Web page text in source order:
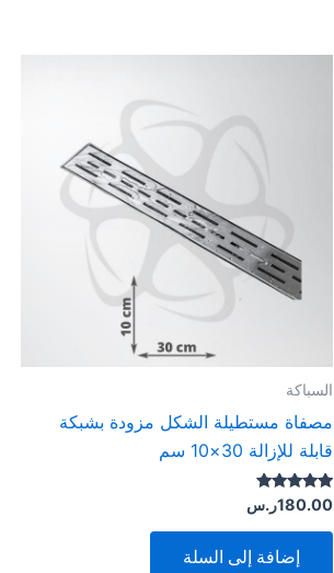
السباكة
مصفاة مستطيلة الشكل مزودة بشبكة
قابلة للإزالة 30×10 سم
تم التقييم
5.00
من 5
180.00ر.س
إضافة إلى السلة